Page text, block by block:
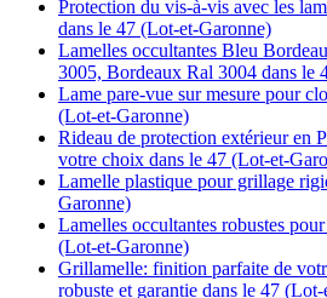
Protection du vis-à-vis avec les
dans le 47 (Lot-et-Garonne)
Lamelles occultantes Bleu
3005, Bordeaux Ral 3004 dans le
Lame pare-vue sur mesure pour
(Lot-et-Garonne)
Rideau de protection extérieur en
votre choix dans le 47 (Lot-et-
Lamelle plastique pour grillage
Garonne)
Lamelles occultantes robustes
(Lot-et-Garonne)
Grillamelle: finition parfaite de
robuste et garantie dans le 47